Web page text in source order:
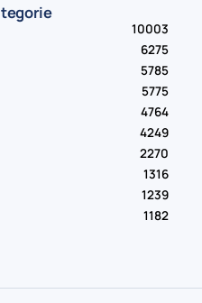
10003
6275
5785
5775
4764
4249
2270
1316
1239
1182